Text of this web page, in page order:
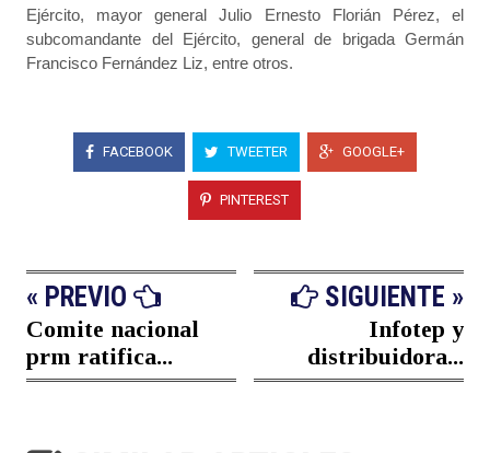
Ejército, mayor general Julio Ernesto Florián Pérez, el
subcomandante del Ejército, general de brigada Germán
Francisco Fernández Liz, entre otros.
FACEBOOK TWEETER GOOGLE+
PINTEREST
« PREVIO
Comite nacional
prm ratifica...
SIGUIENTE »
Infotep y
distribuidora...